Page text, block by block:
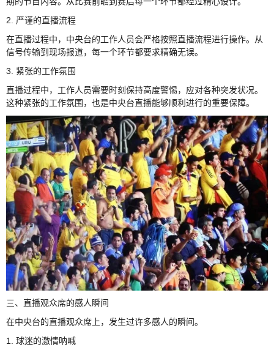
2. 严谨的直播流程
在直播过程中，中央台的工作人员会严格按照直播流程进行操作。从
信号传输到现场报道，每一个环节都要求精确无误。
3. 紧张的工作氛围
直播过程中，工作人员需要时刻保持高度警惕，应对各种突发状况。
这种紧张的工作氛围，也是中央台直播能够顺利进行的重要保障。
三、直播观众席的感人瞬间
在中央台的直播观众席上，发生过许多感人的瞬间。
1. 球迷的激情呐喊